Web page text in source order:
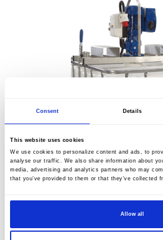
Consent Details
This website uses cookies
We use cookies to personalize content and ads, to
analyse our traffic. We also share information about
media, advertising and analytics partners who may
that you’ve provided to them or that they’ve collected
Allow all
Контейнеры IBC и стандартные бочки
промышленности, самый простой
транспортировки различных
этих жидкостей должны быть смешаны
использованием в процессе, мы
предназначены для эффективного